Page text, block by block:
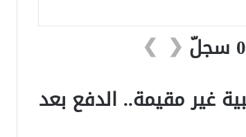
❮
❯
غير مقيمة.. الدفع بعد